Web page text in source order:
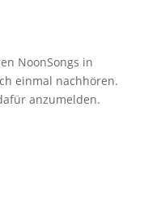
NoonSongs in
einmal nachhören.
anzumelden.